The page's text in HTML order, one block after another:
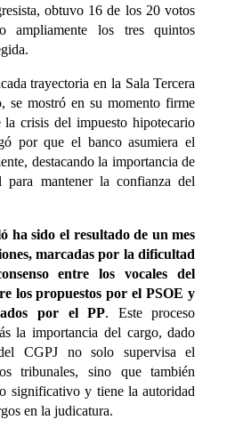
obtuvo 16 de los 20 votos
ampliamente los tres quintos
trayectoria en la Sala Tercera
se mostró en su momento firme
la crisis del impuesto hipotecario
por que el banco asumiera el
destacando la importancia de
para mantener la confianza del
ha sido el resultado de un mes
marcadas por la dificultad
entre los vocales del
los propuestos por el PSOE y
por el PP. Este proceso
la importancia del cargo, dado
CGPJ no solo supervisa el
tribunales, sino que también
significativo y tiene la autoridad
en la judicatura.